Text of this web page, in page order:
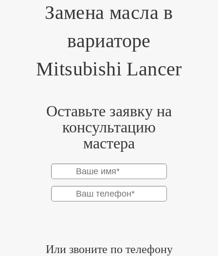
Замена масла в
вариаторе
Mitsubishi Lancer
Оставьте заявку на
консультацию
мастера
Или звоните по телефону